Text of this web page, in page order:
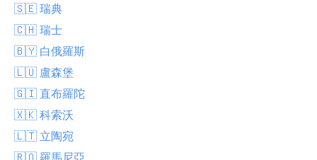
🇸🇪 瑞典
🇨🇭 瑞士
🇧🇾 白俄羅斯
🇱🇺 盧森堡
🇬🇮 直布羅陀
🇽🇰 科索沃
🇱🇹 立陶宛
🇷🇴 羅馬尼亞